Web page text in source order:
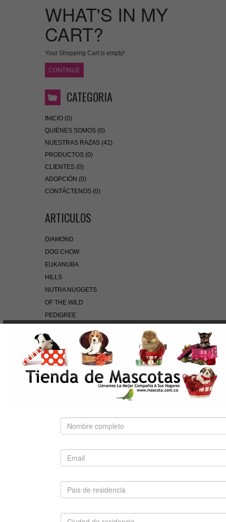
WHAT'S IN MY
CART?
Your Shopping Cart is empty!
CONTINUE
CATEGORIA
INICIO (0)
QUIÉNES SOMOS (0)
NUESTRAS RAZAS (42)
PRODUCTOS (0)
CLIENTES (0)
ADOPCIÓN (0)
CONTÁCTENOS (0)
ARTICULOS
DIAMOND
DOG CHOW
EUKANUBA
HILLS
NUTRA NUGGETS
OF THE WILD
PEDIGREE
ROYAL CANIN
BÚSQUEDA RÁPIDA
Use palabras clave para encontrar el producto que
Búsqueda Avanzada